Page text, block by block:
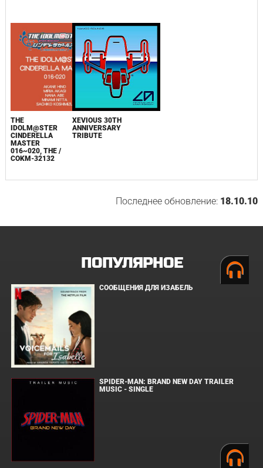
THE
IDOLM@STER
CINDERELLA
MASTER
016~020, THE /
COKM-32132
XEVIOUS 30TH
ANNIVERSARY
TRIBUTE
Последнее обновление: 18.10.10
ПОПУЛЯРНОЕ
СООБЩЕНИЯ ДЛЯ ИЗАБЕЛЬ
SPIDER-MAN: BRAND NEW DAY TRAILER
MUSIC - SINGLE